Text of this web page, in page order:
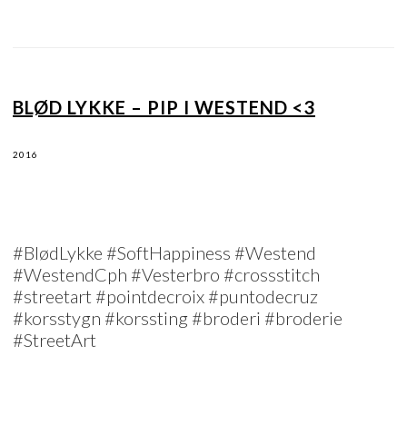
BLØD LYKKE – PIP I WESTEND <3
2016
#BlødLykke #SoftHappiness #Westend
#WestendCph #Vesterbro #crossstitch
#streetart #pointdecroix #puntodecruz
#korsstygn #korssting #broderi #broderie
#StreetArt